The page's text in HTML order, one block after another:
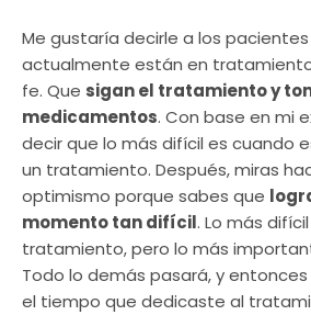
Me gustaría decirle a los pacientes
actualmente están en
fe. Que sigan el tratamiento y
medicamentos. Con base en mi
decir que lo más difícil es cuando
un tratamiento. Después, miras
optimismo porque sabes que
momento tan difícil. Lo más
tratamiento, pero lo más
Todo lo demás pasará, y
el tiempo que dedicaste al